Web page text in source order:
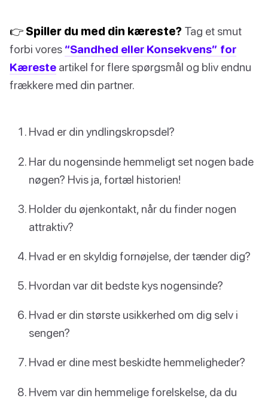
👉 Spiller du med din kæreste? Tag et smut
forbi vores “Sandhed eller Konsekvens” for
Kæreste artikel for flere spørgsmål og bliv endnu
frækkere med din partner.
Hvad er din yndlingskropsdel?
Har du nogensinde hemmeligt set nogen bade
nøgen? Hvis ja, fortæl historien!
Holder du øjenkontakt, når du finder nogen
attraktiv?
Hvad er en skyldig fornøjelse, der tænder dig?
Hvordan var dit bedste kys nogensinde?
Hvad er din største usikkerhed om dig selv i
sengen?
Hvad er dine mest beskidte hemmeligheder?
Hvem var din hemmelige forelskelse, da du